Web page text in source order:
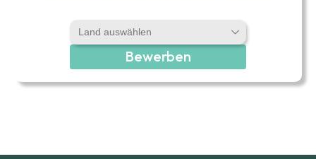
Bewerben